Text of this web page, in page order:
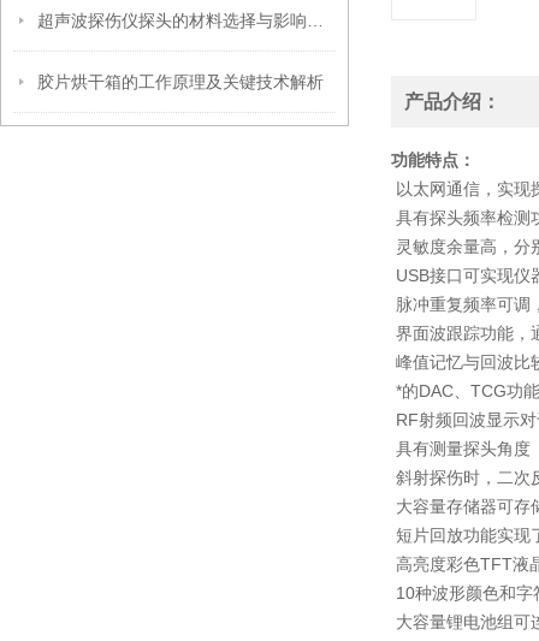
胶片烘干箱的工作原理及关键技术解析
产品介绍：
功能特点：
以太网通信，实现
具有探头频率检测
灵敏度余量高，分
USB接口可实现仪
脉冲重复频率可调
界面波跟踪功能，
峰值记忆与回波比
*的DAC、TCG功
RF射频回波显示
具有测量探头角度
斜射探伤时，二次
大容量存储器可存
短片回放功能实现
高亮度彩色TFT液
10种波形颜色和字
大容量锂电池组可